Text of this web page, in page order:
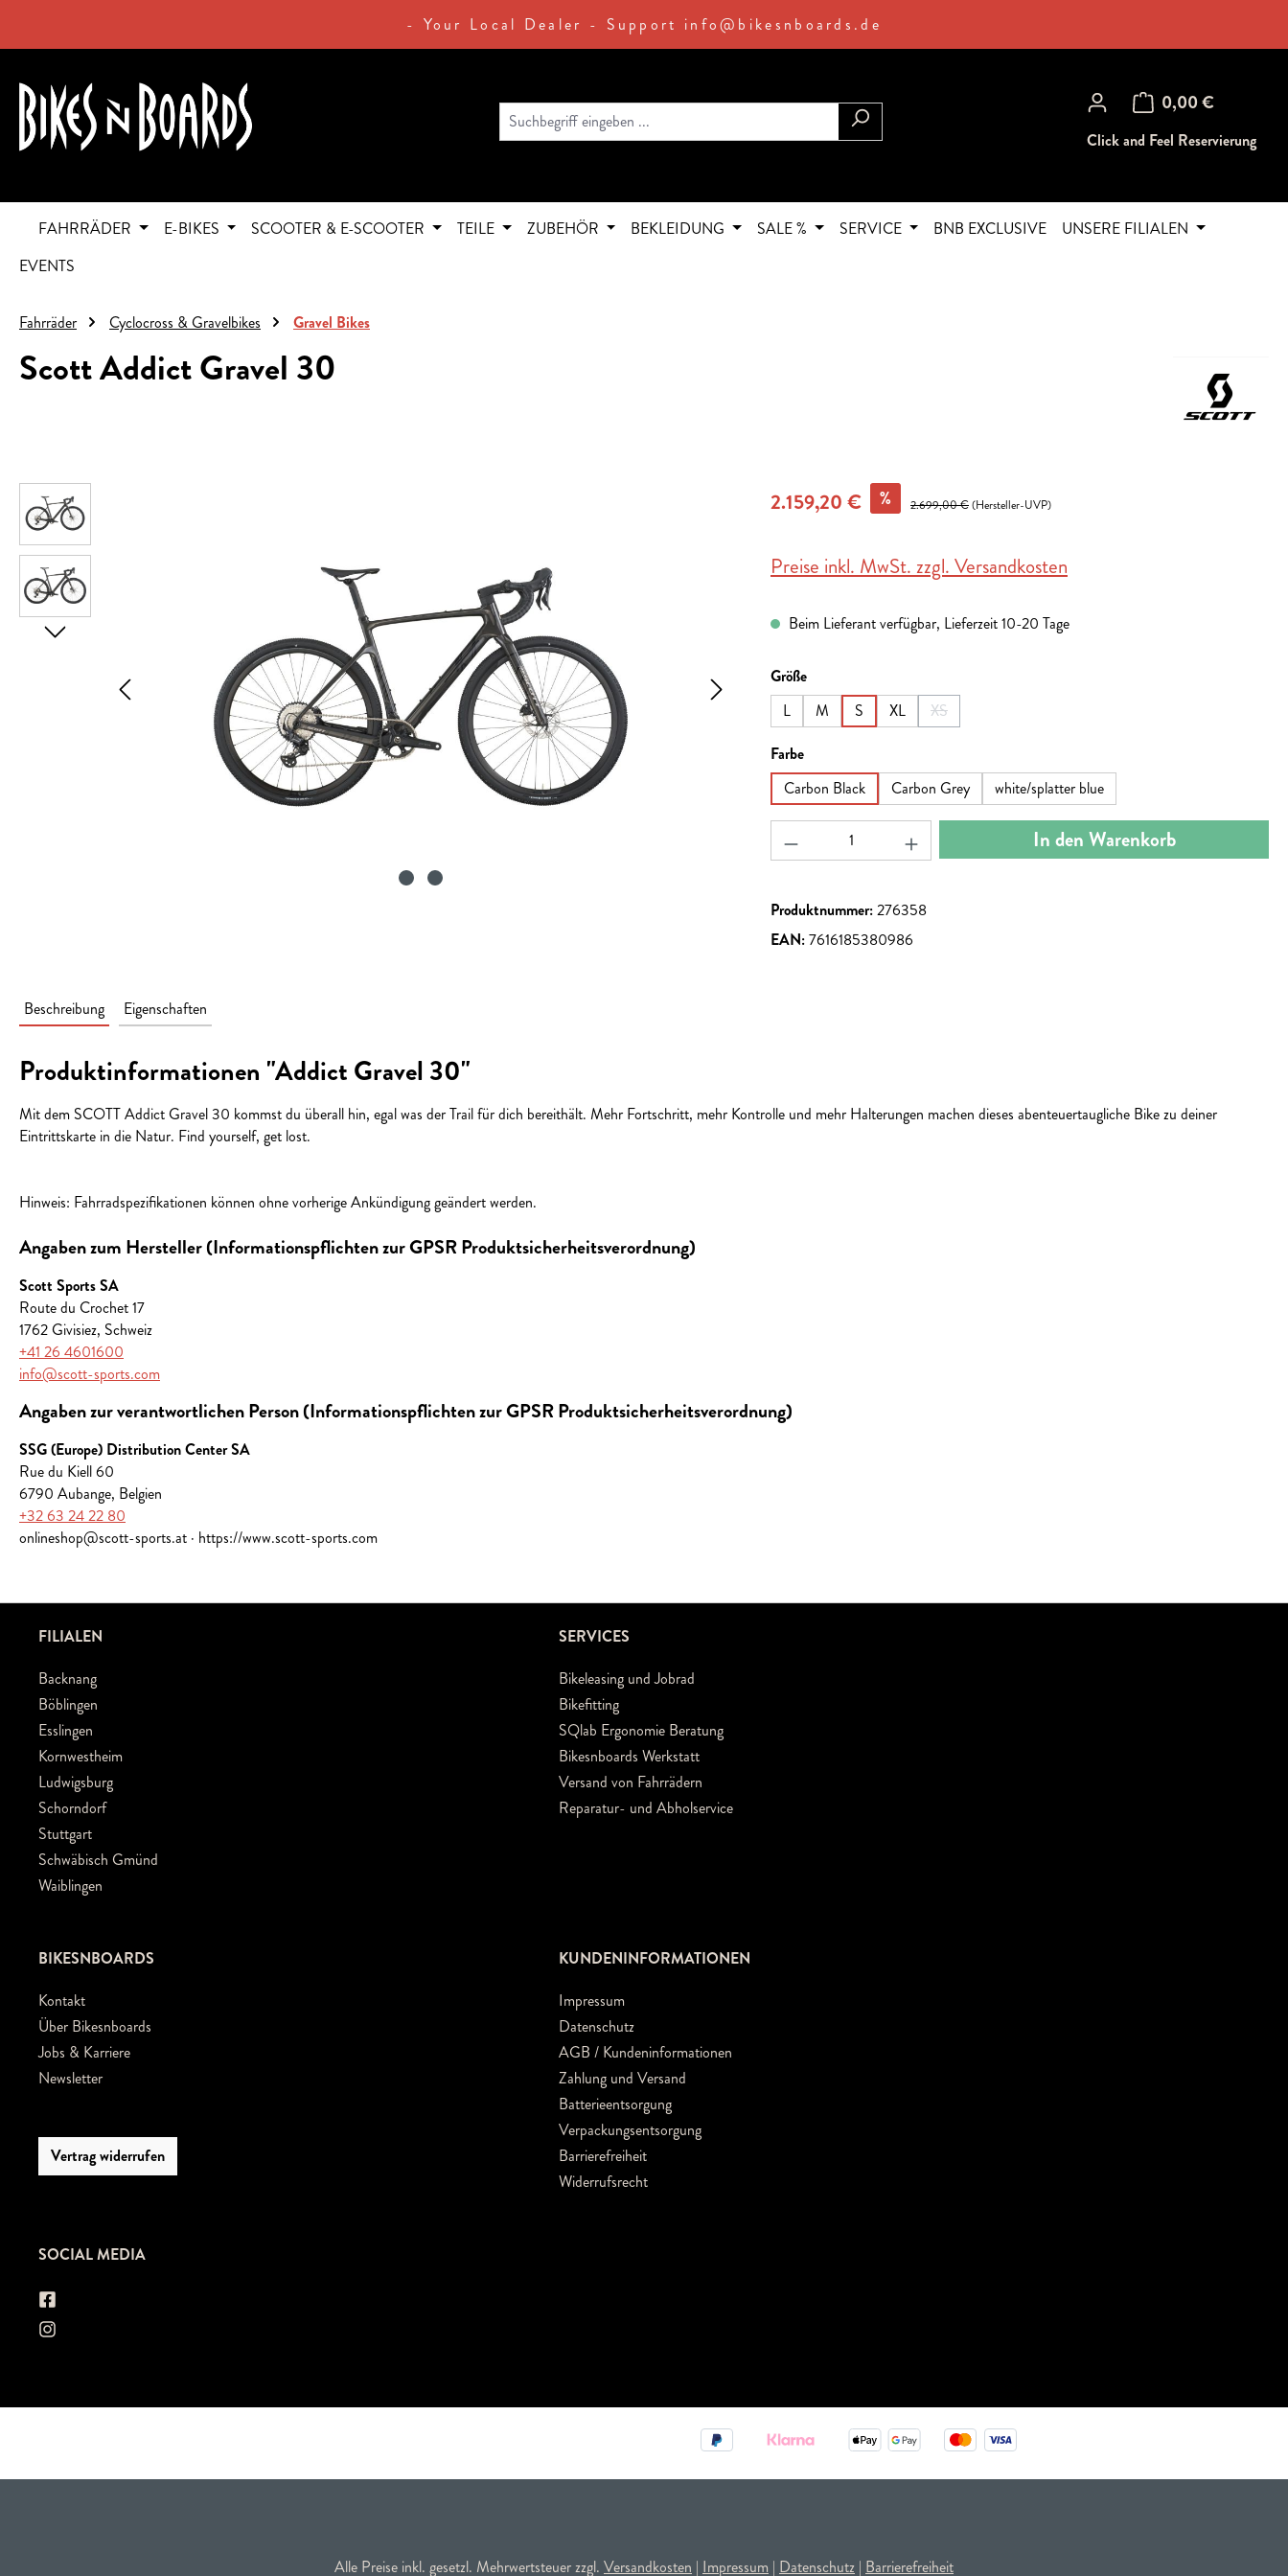
- Your Local Dealer - Support info@bikesnboards.de
0,00 €
Warenkorb enthält 0
Click and Feel Reservierung
FAHRRÄDER E-BIKES SCOOTER & E-SCOOTER TEILE ZUBEHÖR BEKLEIDUNG SALE % SERVICE BNB EXCLUSIVE
UNSERE FILIALEN
EVENTS
Fahrräder Cyclocross & Gravelbikes Gravel Bikes
Scott Addict Gravel 30
Bildergalerie überspringen 2.159,20 € % 2.699,00 €(Hersteller-UVP)
Preise inkl. MwSt. zzgl. Versandkosten
Beim Lieferant verfügbar, Lieferzeit 10-20 Tage
Größeauswählen
L
M S XL XS
(Diese Option ist zurzeit nicht verfügbar.)
Farbeauswählen
Carbon Black
Carbon Grey white/splatter blue
Produkt Anzahl: Gib den gewünschten Wert ein oder
In den Warenkorb
Produktnummer:276358
EAN:7616185380986
Beschreibung Eigenschaften
Produktinformationen "Addict Gravel 30"
Mit dem SCOTT Addict Gravel 30 kommst du überall hin, egal was der Trail für dich bereithält. Mehr Fortschritt, mehr Kontrolle und mehr Halterungen machen dieses abenteuertaugliche Bike zu deiner
Eintrittskarte in die Natur. Find yourself, get lost.
Hinweis: Fahrradspezifikationen können ohne vorherige Ankündigung geändert werden.
Angaben zum Hersteller (Informationspflichten zur GPSR Produktsicherheitsverordnung)
Scott Sports SA
Route du Crochet 17
1762 Givisiez, Schweiz
+41 26 4601600
info@scott-sports.com
Angaben zur verantwortlichen Person (Informationspflichten zur GPSR Produktsicherheitsverordnung)
SSG (Europe) Distribution Center SA
Rue du Kiell 60
6790 Aubange, Belgien
+32 63 24 22 80
onlineshop@scott-sports.at · https://www.scott-sports.com
FILIALEN
Backnang
Böblingen
Esslingen
Kornwestheim
Ludwigsburg
Schorndorf
Stuttgart
Schwäbisch Gmünd
Waiblingen
SERVICES
Bikeleasing und Jobrad
Bikefitting
SQlab Ergonomie Beratung
Bikesnboards Werkstatt
Versand von Fahrrädern
Reparatur- und Abholservice
BIKESNBOARDS
Kontakt
Über Bikesnboards
Jobs & Karriere
Newsletter
Vertrag widerrufen
KUNDENINFORMATIONEN
Impressum
Datenschutz
AGB / Kundeninformationen
Zahlung und Versand
Batterieentsorgung
Verpackungsentsorgung
Barrierefreiheit
Widerrufsrecht
SOCIAL MEDIA
Alle Preise inkl. gesetzl. Mehrwertsteuer zzgl. Versandkosten | Impressum | Datenschutz | Barrierefreiheit